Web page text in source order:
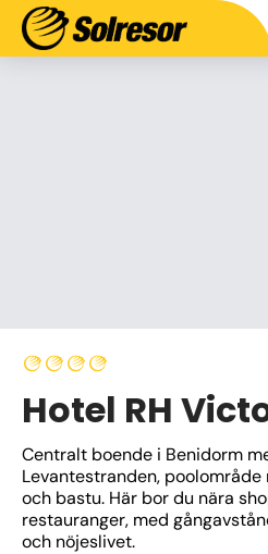
Hotel RH
Centralt boende i Benidorm
Levantestranden,
och bastu. Här bor du nära
restauranger, med
och nöjeslivet.